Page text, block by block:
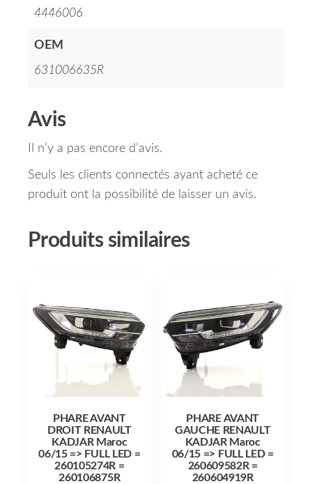
4446006
OEM
631006635R
Avis
Il n’y a pas encore d’avis.
Seuls les clients connectés ayant acheté ce
produit ont la possibilité de laisser un avis.
Produits similaires
PHARE AVANT
DROIT RENAULT
KADJAR Maroc
06/15 => FULL LED =
260105274R =
260106875R
PHARE AVANT
GAUCHE RENAULT
KADJAR Maroc
06/15 => FULL LED =
260609582R =
260604919R